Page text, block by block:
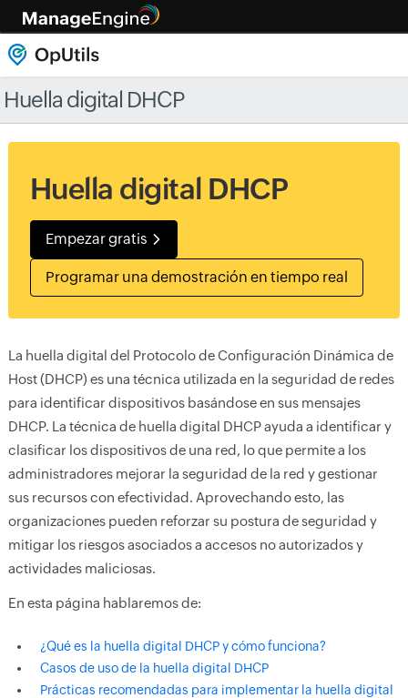
Huella digital DHCP
Huella digital DHCP
Empezar gratis
Programar una demostración en tiempo real
La huella digital del Protocolo de Configuración Dinámica de
Host (DHCP) es una técnica utilizada en la seguridad de redes
para identificar dispositivos basándose en sus mensajes
DHCP. La técnica de huella digital DHCP ayuda a identificar y
clasificar los dispositivos de una red, lo que permite a los
administradores mejorar la seguridad de la red y gestionar
sus recursos con efectividad. Aprovechando esto, las
organizaciones pueden reforzar su postura de seguridad y
mitigar los riesgos asociados a accesos no autorizados y
actividades maliciosas.
En esta página hablaremos de:
¿Qué es la huella digital DHCP y cómo funciona?
Casos de uso de la huella digital DHCP
Prácticas recomendadas para implementar la huella digital